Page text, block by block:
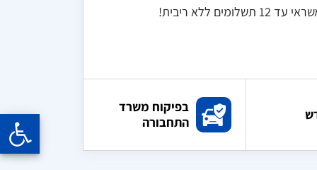
ללא ריבית!
בפיקוח משרד
התחבורה